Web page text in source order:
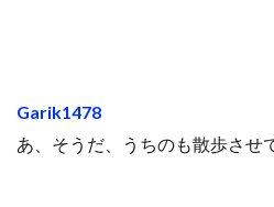
Garik1478
あ、そうだ、うちのも散歩させ